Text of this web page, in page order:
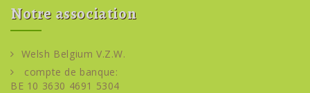
Notre association
Welsh Belgium V.Z.W.
compte de banque:
BE 10 3630 4691 5304